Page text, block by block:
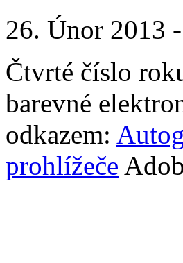
26. Únor 2013
Čtvrté číslo
barevné
odkazem:
prohlížeče